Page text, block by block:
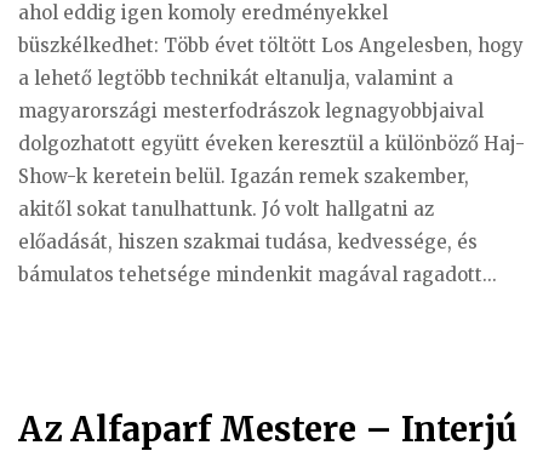
ahol eddig igen komoly eredményekkel
büszkélkedhet: Több évet töltött Los Angelesben, hogy
a lehető legtöbb technikát eltanulja, valamint a
magyarországi mesterfodrászok legnagyobbjaival
dolgozhatott együtt éveken keresztül a különböző Haj-
Show-k keretein belül. Igazán remek szakember,
akitől sokat tanulhattunk. Jó volt hallgatni az
előadását, hiszen szakmai tudása, kedvessége, és
bámulatos tehetsége mindenkit magával ragadott...
Az Alfaparf Mestere – Interjú